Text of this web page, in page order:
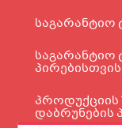
საგარანტიო
პირებისთვის
პროდუქციის
დაბრუნების